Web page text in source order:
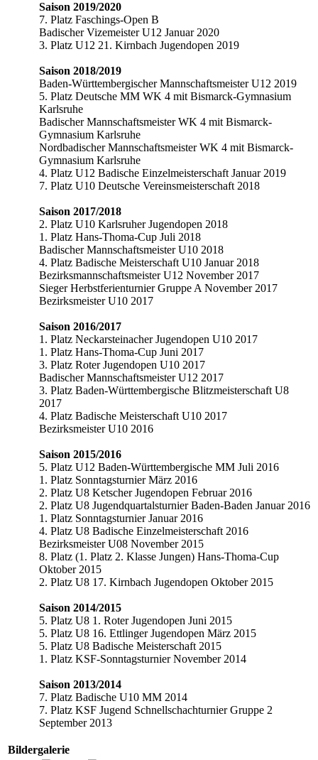
Saison 2019/2020
7. Platz Faschings-Open B
Badischer Vizemeister U12 Januar 2020
3. Platz U12 21. Kirnbach Jugendopen 2019
Saison 2018/2019
Baden-Württembergischer Mannschaftsmeister U12 2019
5. Platz Deutsche MM WK 4 mit Bismarck-Gymnasium
Karlsruhe
Badischer Mannschaftsmeister WK 4 mit Bismarck-
Gymnasium Karlsruhe
Nordbadischer Mannschaftsmeister WK 4 mit Bismarck-
Gymnasium Karlsruhe
4. Platz U12 Badische Einzelmeisterschaft Januar 2019
7. Platz U10 Deutsche Vereinsmeisterschaft 2018
Saison 2017/2018
2. Platz U10 Karlsruher Jugendopen 2018
1. Platz Hans-Thoma-Cup Juli 2018
Badischer Mannschaftsmeister U10 2018
4. Platz Badische Meisterschaft U10 Januar 2018
Bezirksmannschaftsmeister U12 November 2017
Sieger Herbstferienturnier Gruppe A November 2017
Bezirksmeister U10 2017
Saison 2016/2017
1. Platz Neckarsteinacher Jugendopen U10 2017
1. Platz Hans-Thoma-Cup Juni 2017
3. Platz Roter Jugendopen U10 2017
Badischer Mannschaftsmeister U12 2017
3. Platz Baden-Württembergische Blitzmeisterschaft U8
2017
4. Platz Badische Meisterschaft U10 2017
Bezirksmeister U10 2016
Saison 2015/2016
5. Platz U12 Baden-Württembergische MM Juli 2016
1. Platz Sonntagsturnier März 2016
2. Platz U8 Ketscher Jugendopen Februar 2016
2. Platz U8 Jugendquartalsturnier Baden-Baden Januar 2016
1. Platz Sonntagsturnier Januar 2016
4. Platz U8 Badische Einzelmeisterschaft 2016
Bezirksmeister U08 November 2015
8. Platz (1. Platz 2. Klasse Jungen) Hans-Thoma-Cup
Oktober 2015
2. Platz U8 17. Kirnbach Jugendopen Oktober 2015
Saison 2014/2015
5. Platz U8 1. Roter Jugendopen Juni 2015
5. Platz U8 16. Ettlinger Jugendopen März 2015
5. Platz U8 Badische Meisterschaft 2015
1. Platz KSF-Sonntagsturnier November 2014
Saison 2013/2014
7. Platz Badische U10 MM 2014
7. Platz KSF Jugend Schnellschachturnier Gruppe 2
September 2013
Bildergalerie